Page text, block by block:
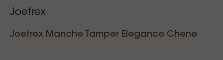
Joefrex
Joefrex Manche Tamper Elegance Chene